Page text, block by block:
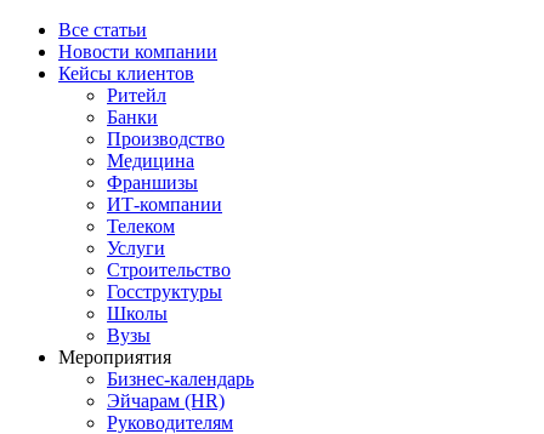
Все статьи
Новости компании
Кейсы клиентов
Ритейл
Банки
Производство
Медицина
Франшизы
ИТ-компании
Телеком
Услуги
Строительство
Госструктуры
Школы
Вузы
Мероприятия
Бизнес-календарь
Эйчарам (HR)
Руководителям